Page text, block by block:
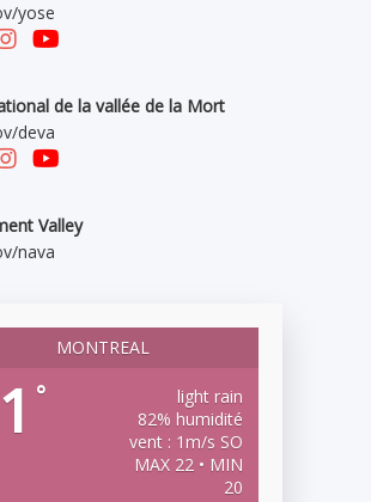
yose
de la vallée de la Mort
deva
Valley
nava
MONTREAL
°
light rain
82% humidité
vent : 1m/s SO
MAX 22 • MIN
20